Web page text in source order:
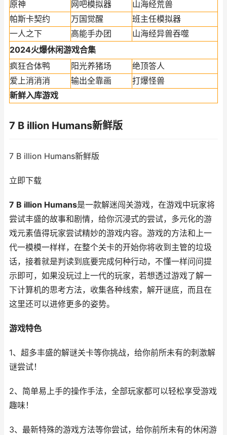
原神 网吧模拟器
山海经荒兽
帕斯卡契约
万国觉醒
班主任模拟器
一人之下
高能手办团
山海经异兽吞噬
2024火爆休闲游戏合集
疯狂合体鸭
阳光养猪场
绝顶答人
爱上消消消
输出全靠画
打爆怪兽
新鲜入库游戏
7 B illion Humans新鲜版
7 B illion Humans新鲜版
立即下载
7 B illion Humans是一款解迷闯关游戏，在游戏中玩家将
尝试丰盛的故事和剧情，给你沉浸式的尝试，多元化的游
戏元素值得玩家尝试精妙的游戏内容。游戏的方法和上一
代一模模一样样，在整个关卡的开始你将收到主管的垃圾
话，接着就是判读到底要完成何种行动，不懂一样问问提
示即可，如果没玩过上一代的玩家，若想透过游戏了解一
下计算机的思考方法，收集各种线索，解开谜底，而且在
这里还可以进修更多的姿势。
游戏特色
1、超多丰盛的解谜关卡等你挑战，给你前所未有的刺激解
谜尝试！
2、简单易上手的操作手法，全部玩家都可以轻松享受游戏
趣味！
3、最新特殊的游戏方法等你尝试，给你前所未有的休闲游